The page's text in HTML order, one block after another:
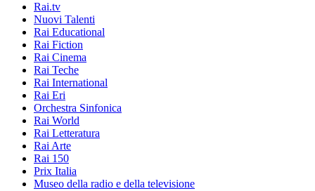
Rai.tv
Nuovi Talenti
Rai Educational
Rai Fiction
Rai Cinema
Rai Teche
Rai International
Rai Eri
Orchestra Sinfonica
Rai World
Rai Letteratura
Rai Arte
Rai 150
Prix Italia
Museo della radio e della televisione